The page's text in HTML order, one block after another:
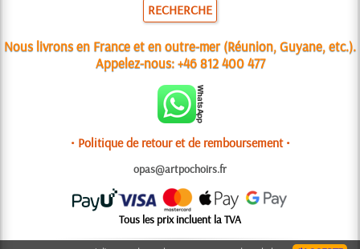
RECHERCHE
Nous livrons en France et en outre-mer (Réunion, Guyane, etc.).
Appelez-nous:+46 812 400 477
• Politique de retour et de remboursement •
opas@artpochoirs.fr
Tous les prix incluent la TVA